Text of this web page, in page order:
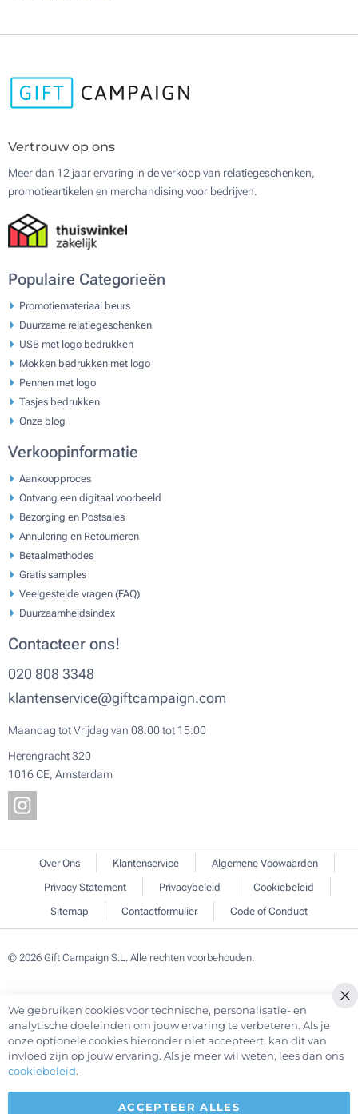
Vertrouw op ons
Meer dan 12 jaar ervaring in de verkoop van relatiegeschenken,
promotieartikelen en merchandising voor bedrijven.
Populaire Categorieën
Promotiemateriaal beurs
Duurzame relatiegeschenken
USB met logo bedrukken
Mokken bedrukken met logo
Pennen met logo
Tasjes bedrukken
Onze blog
Verkoopinformatie
Aankoopproces
Ontvang een digitaal voorbeeld
Bezorging en Postsales
Annulering en Retourneren
Betaalmethodes
Gratis samples
Veelgestelde vragen (FAQ)
Duurzaamheidsindex
Contacteer ons!
020 808 3348
klantenservice@giftcampaign.com
Maandag tot Vrijdag van 08:00 tot 15:00
Herengracht 320
1016 CE, Amsterdam
Over Ons Klantenservice
Algemene Voowaarden
Privacy Statement
Privacybeleid
Cookiebeleid
Sitemap
Contactformulier Code of Conduct
© 2026 Gift Campaign S.L. Alle rechten voorbehouden.
We gebruiken cookies voor technische, personalisatie- en
analytische doeleinden om jouw ervaring te verbeteren. Als je
onze optionele cookies hieronder niet accepteert, kan dit van
invloed zijn op jouw ervaring. Als je meer wil weten, lees dan ons
cookiebeleid.
ACCEPTEER ALLES